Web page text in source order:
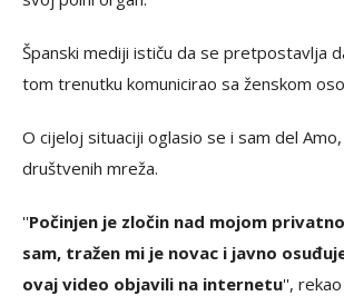
Španski mediji ističu da se pretpostavlja
tom trenutku komunicirao sa ženskom
O cijeloj situaciji oglasio se i sam del
društvenih mreža.
''Počinjen je zločin nad mojom
sam, tražen mi je novac i javno
ovaj video objavili na internetu'',